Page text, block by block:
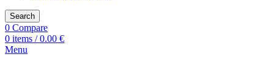
Search
0 Compare
0 items / 0.00 €
Menu